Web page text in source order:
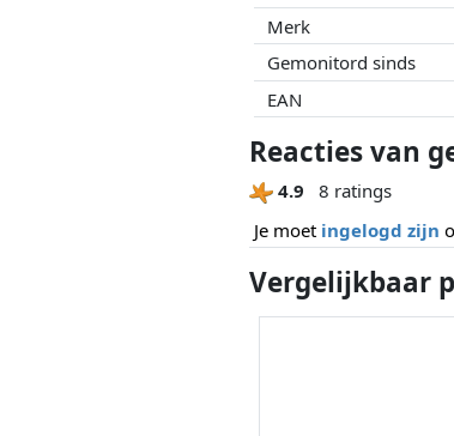
Merk
Gemonitord sinds
EAN
Reacties van
4.9
8 ratings
Je moet ingelogd zijn
Vergelijkbaar